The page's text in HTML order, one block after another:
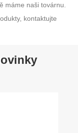
máme naši továrnu.
kontaktujte